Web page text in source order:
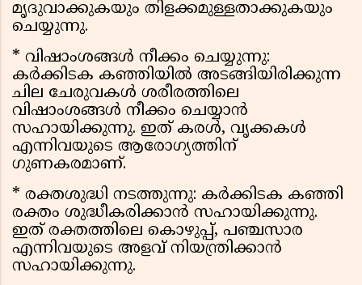
മൃദുവാക്കുകയും തിളക്കമുള്ളതാക്കുകയും
ചെയ്യുന്നു.
* വിഷാംശങ്ങൾ നീക്കം ചെയ്യുന്നു:
കർക്കിടക കഞ്ഞിയിൽ അടങ്ങിയിരിക്കുന്ന
ചില ചേരുവകൾ ശരീരത്തിലെ
വിഷാംശങ്ങൾ നീക്കം ചെയ്യാൻ
സഹായിക്കുന്നു. ഇത് കരൾ, വൃക്കകൾ
എന്നിവയുടെ ആരോഗ്യത്തിന്
ഗുണകരമാണ്.
* രക്തശുദ്ധി നടത്തുന്നു: കർക്കിടക കഞ്ഞി
രക്തം ശുദ്ധീകരിക്കാൻ സഹായിക്കുന്നു.
ഇത് രക്തത്തിലെ കൊഴുപ്പ്, പഞ്ചസാര
എന്നിവയുടെ അളവ് നിയന്ത്രിക്കാൻ
സഹായിക്കുന്നു.